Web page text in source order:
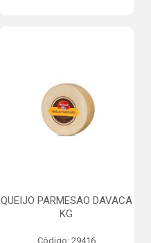
QUEIJO PARMESAO DAVACA
KG
Código: 29416